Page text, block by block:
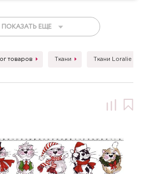
ПОКАЗАТЬ ЕЩЕ
товаров Ткани Ткани Loralie